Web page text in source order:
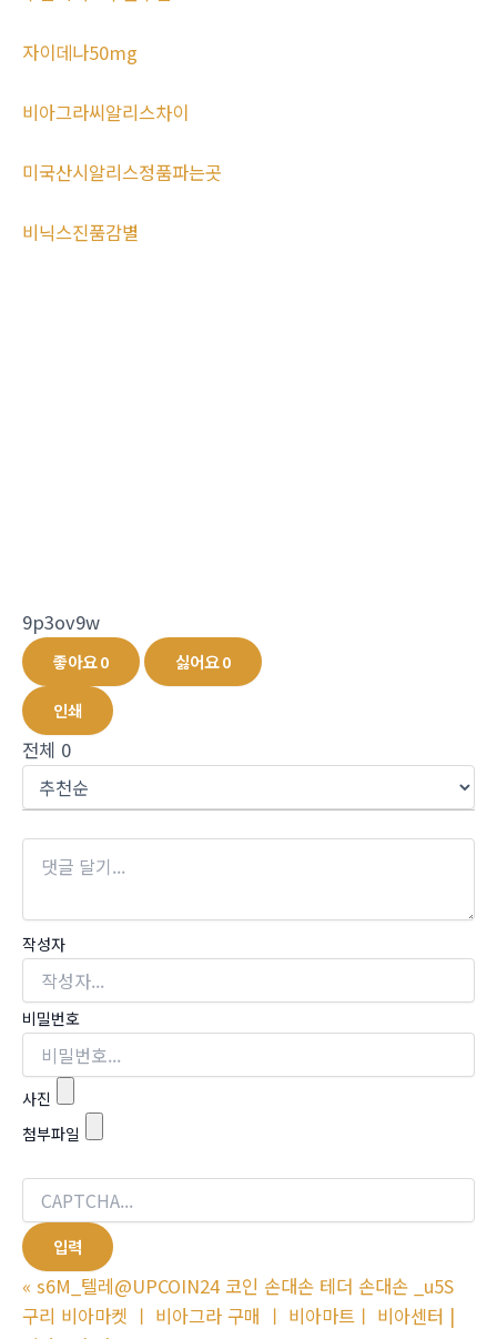
자이데나50mg
비아그라씨알리스차이
미국산시알리스정품파는곳
비닉스진품감별
9p3ov9w
좋아요0 싫어요0
인쇄
전체 0
작성자
비밀번호
사진
첨부파일
« s6M_텔레@UPCOIN24 코인 손대손 테더 손대손 _u5S
구리 비아마켓 ㅣ 비아그라 구매 ㅣ 비아마트ㅣ 비아센터 |